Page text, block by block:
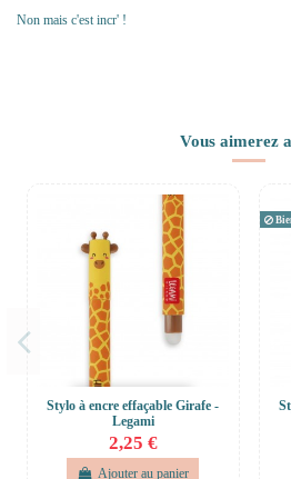
Non mais c'est incr' !
Vous aimerez
Stylo à encre effaçable Girafe -
Legami
2,25 €
Ajouter au panier